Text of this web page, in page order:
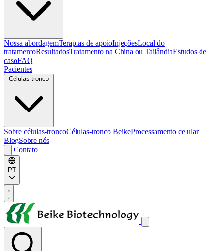
Nossa abordagemTerapias de apoioInjeçõesLocal do
tratamentoResultadosTratamento na China ou TailândiaEstudos de
casoFAQ
Pacientes
Sobre células-troncoCélulas-tronco BeikeProcessamento celular
BlogSobre nós
Contato
PT